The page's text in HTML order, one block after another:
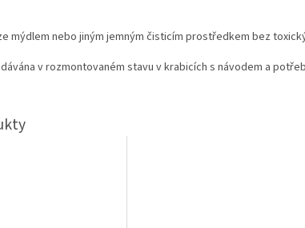
mýdlem nebo jiným jemným čisticím prostředkem bez
v rozmontovaném stavu v krabicích s návodem a